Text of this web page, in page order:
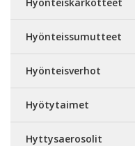
Hyönteissumutteet
Hyönteisverhot
Hyötytaimet
Hyttysaerosolit